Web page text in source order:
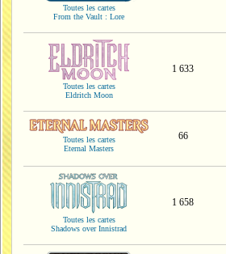
Toutes les cartes
From the Vault : Lore
Toutes les cartes
Eldritch Moon
1 633
Toutes les cartes
Eternal Masters
66
Toutes les cartes
Shadows over Innistrad
1 658